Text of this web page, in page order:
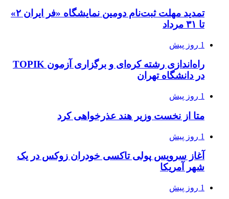
تمدید مهلت ثبت‌نام دومین نمایشگاه «فر ایران ۲»
تا ۳۱ مرداد
1 روز پیش
راه‌اندازی رشته کره‌ای و برگزاری آزمون TOPIK
در دانشگاه تهران
1 روز پیش
متا از نخست وزیر هند عذرخواهی کرد
1 روز پیش
آغاز سرویس پولی تاکسی خودران زوکس در یک
شهر آمریکا
1 روز پیش